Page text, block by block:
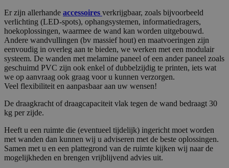
Er zijn allerhande accessoires verkrijgbaar, zoals bijvoorbeeld
verlichting (LED-spots), ophangsystemen, informatiedragers,
hoekoplossingen, waarmee de wand kan worden uitgebouwd.
Andere wandvullingen (bv massief hout) en maatvoeringen zijn
eenvoudig in overleg aan te bieden, we werken met een modulair
systeem. De wanden met melamine paneel of een ander paneel zoals
geschuimd PVC zijn ook enkel of dubbelzijdig te printen, iets wat
we op aanvraag ook graag voor u kunnen verzorgen.
Veel flexibiliteit en aanpasbaar aan uw wensen!
De draagkracht of draagcapaciteit vlak tegen de wand bedraagt 30
kg per zijde.
Heeft u een ruimte die (eventueel tijdelijk) ingericht moet worden
met wanden dan kunnen wij u adviseren met de beste oplossingen.
Samen met u en een plattegrond van de ruimte kijken wij naar de
mogelijkheden en brengen vrijblijvend advies uit.